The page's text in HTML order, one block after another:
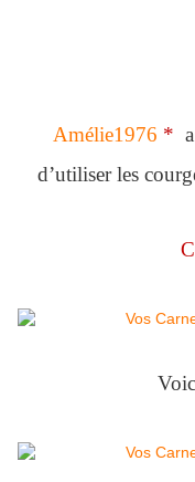
Amélie1976 *
d’utiliser les